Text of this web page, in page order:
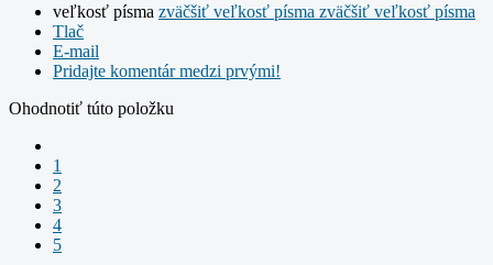
veľkosť písma zväčšiť veľkosť písma zväčšiť veľkosť písma
Tlač
E-mail
Pridajte komentár medzi prvými!
Ohodnotiť túto položku
1
2
3
4
5